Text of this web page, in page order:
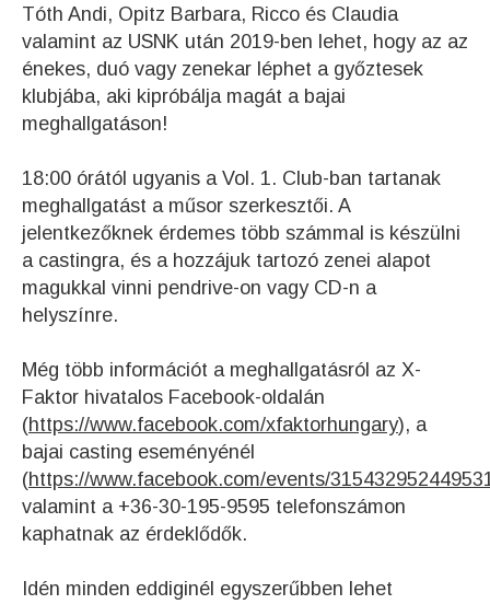
Tóth Andi, Opitz Barbara, Ricco és Claudia
valamint az USNK után 2019-ben lehet, hogy az az
énekes, duó vagy zenekar léphet a győztesek
klubjába, aki kipróbálja magát a bajai
meghallgatáson!
18:00 órától ugyanis a Vol. 1. Club-ban tartanak
meghallgatást a műsor szerkesztői. A
jelentkezőknek érdemes több számmal is készülni
a castingra, és a hozzájuk tartozó zenei alapot
magukkal vinni pendrive-on vagy CD-n a
helyszínre.
Még több információt a meghallgatásról az X-
Faktor hivatalos Facebook-oldalán
(https://www.facebook.com/xfaktorhungary), a
bajai casting eseményénél
(https://www.facebook.com/events/
valamint a +36-30-195-9595 telefonszámon
kaphatnak az érdeklődők.
Idén minden eddiginél egyszerűbben lehet